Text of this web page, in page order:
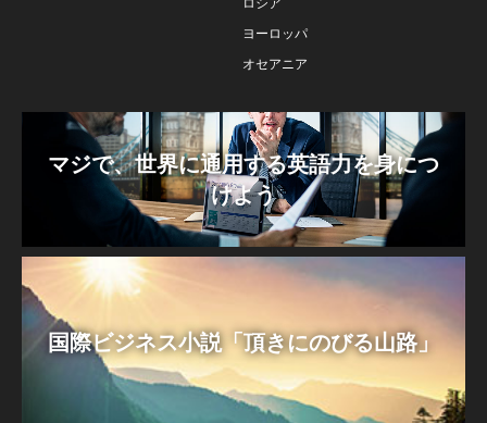
ヨーロッパ
オセアニア
マジで、世界に通用する英語力を身につ
けよう
国際ビジネス小説「頂きにのびる山路」